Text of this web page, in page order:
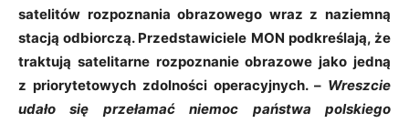
satelitów rozpoznania obrazowego wraz z naziemną
stacją odbiorczą. Przedstawiciele MON podkreślają, że
traktują satelitarne rozpoznanie obrazowe jako jedną
z priorytetowych zdolności operacyjnych. – Wreszcie
udało się przełamać niemoc państwa polskiego